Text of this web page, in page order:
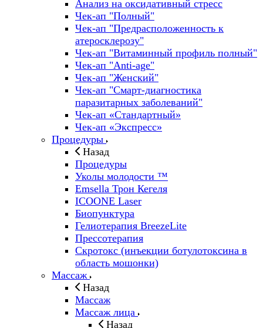
Анализ на оксидативный стресс
Чек-ап "Полный"
Чек-ап "Предрасположенность к
атеросклерозу"
Чек-ап "Витаминный профиль полный"
Чек-ап "Anti-age"
Чек-ап "Женский"
Чек-ап "Смарт-диагностика
паразитарных заболеваний"
Чек-ап «Стандартный»
Чек-ап «Экспресс»
Процедуры
Назад
Процедуры
Уколы молодости ™
Emsella Трон Кегеля
ICOONE Laser
Биопунктура
Гелиотерапия BreezeLite
Прессотерапия
Скротокс (инъекции ботулотоксина в
область мошонки)
Массаж
Назад
Массаж
Массаж лица
Назад